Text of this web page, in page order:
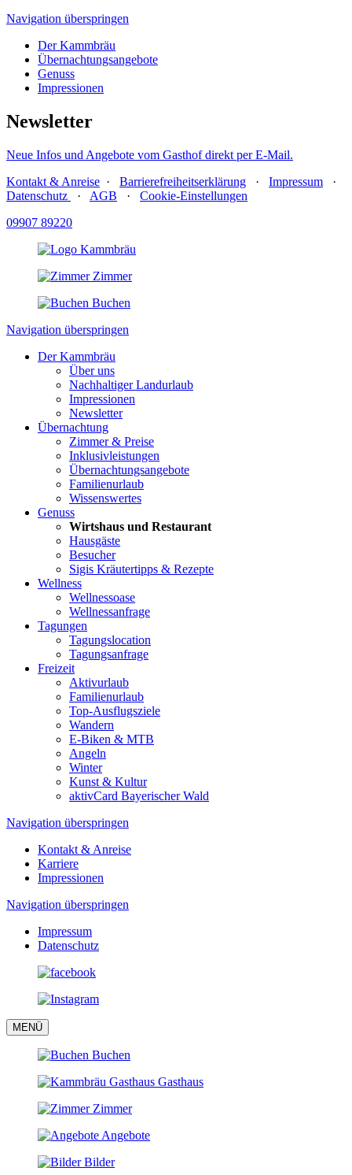
Navigation überspringen
Der Kammbräu
Übernachtungsangebote
Genuss
Impressionen
Newsletter
Neue Infos und Angebote vom Gasthof direkt per E-Mail.
Kontakt & Anreise · Barrierefreiheitserklärung · Impressum ·
Datenschutz
· AGB · Cookie-Einstellungen
09907 89220
Zimmer
Buchen
Navigation überspringen
Der Kammbräu
Über uns
Nachhaltiger Landurlaub
Impressionen
Newsletter
Übernachtung
Zimmer & Preise
Inklusivleistungen
Übernachtungsangebote
Familienurlaub
Wissenswertes
Genuss
Wirtshaus und Restaurant
Hausgäste
Besucher
Sigis Kräutertipps & Rezepte
Wellness
Wellnessoase
Wellnessanfrage
Tagungen
Tagungslocation
Tagungsanfrage
Freizeit
Aktivurlaub
Familienurlaub
Top-Ausflugsziele
Wandern
E-Biken & MTB
Angeln
Winter
Kunst & Kultur
aktivCard Bayerischer Wald
Navigation überspringen
Kontakt & Anreise
Karriere
Impressionen
Navigation überspringen
Impressum
Datenschutz
MENÜ
Buchen
Gasthaus
Zimmer
Angebote
Bilder